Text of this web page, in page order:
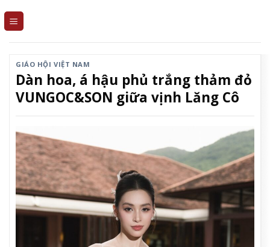
GIÁO HỘI VIỆT NAM
Dàn hoa, á hậu phủ trắng thảm đỏ
VUNGOC&SON giữa vịnh Lăng Cô